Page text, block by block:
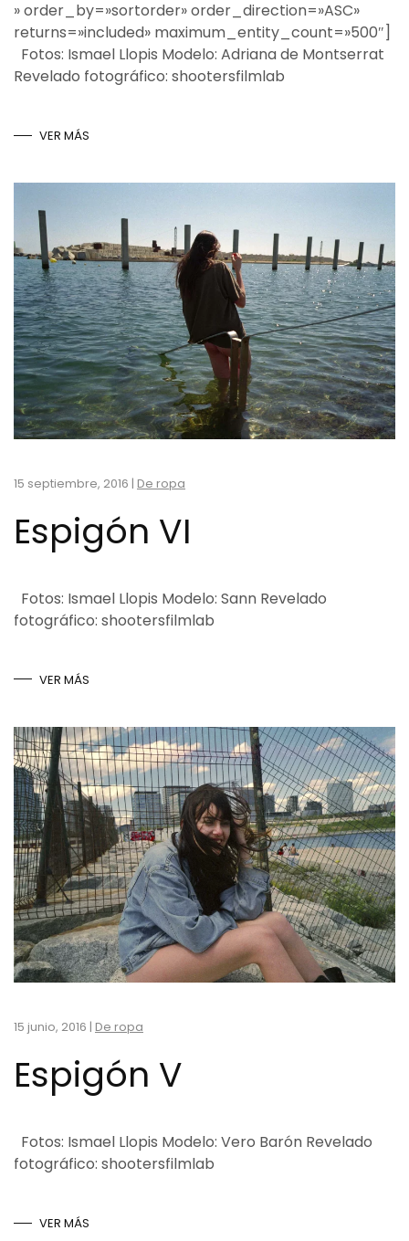
» order_by=»sortorder» order_direction=»ASC»
returns=»included» maximum_entity_count=»500″]
Fotos: Ismael Llopis Modelo: Adriana de Montserrat
Revelado fotográfico: shootersfilmlab
VER MÁS
15 septiembre, 2016 | De ropa
Espigón VI
Fotos: Ismael Llopis Modelo: Sann Revelado
fotográfico: shootersfilmlab
VER MÁS
15 junio, 2016 | De ropa
Espigón V
Fotos: Ismael Llopis Modelo: Vero Barón Revelado
fotográfico: shootersfilmlab
VER MÁS